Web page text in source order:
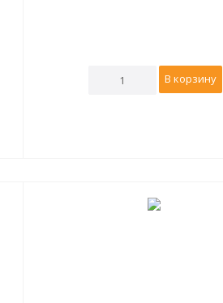
В корзину